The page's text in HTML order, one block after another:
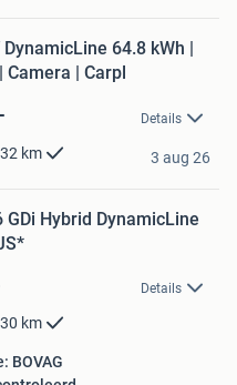
64.8 kWh |
Camera | Carpl
Details
km 3 aug 26
GDi Hybrid DynamicLine
Details
km
BOVAG